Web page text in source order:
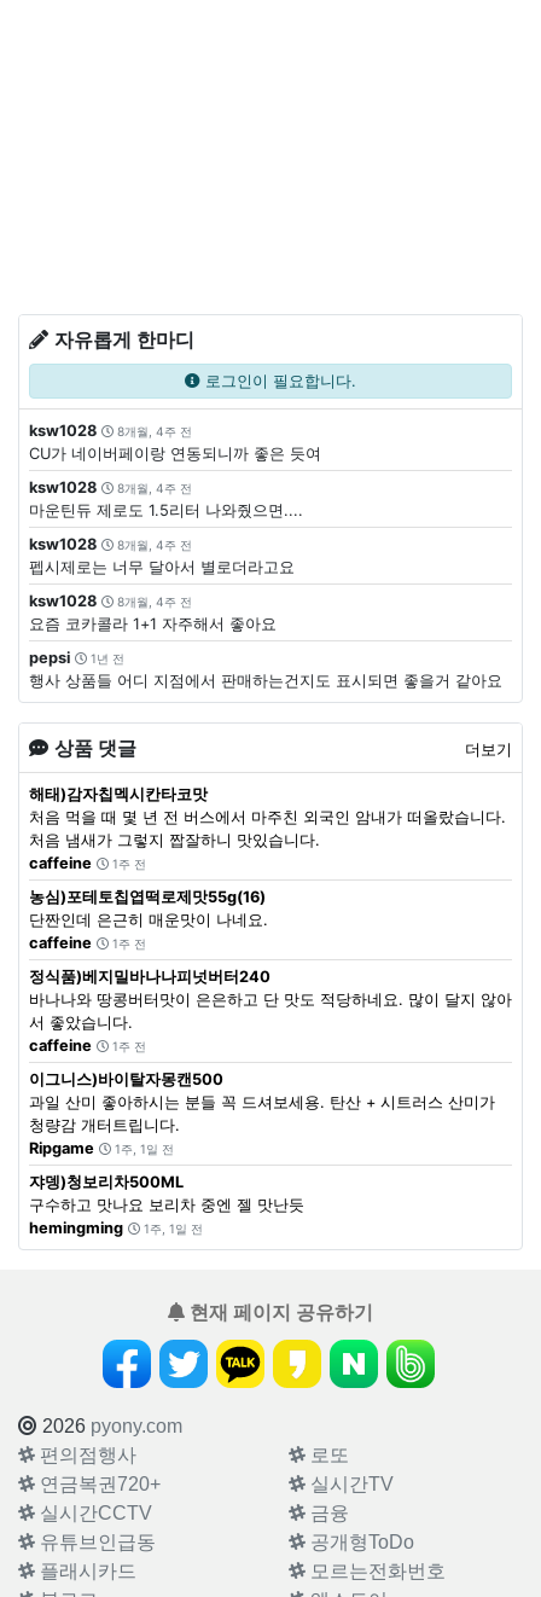
자유롭게 한마디
로그인이 필요합니다.
ksw1028 8개월, 4주 전
CU가 네이버페이랑 연동되니까 좋은 듯여
ksw1028
8개월, 4주 전
마운틴듀 제로도 1.5리터 나와줬으면....
ksw1028
8개월, 4주 전
펩시제로는 너무 달아서 별로더라고요
ksw1028
8개월, 4주 전
요즘 코카콜라 1+1 자주해서 좋아요
pepsi
1년 전
행사 상품들 어디 지점에서 판매하는건지도 표시되면 좋을거 같아요
상품 댓글 더보기
해태)감자칩멕시칸타코맛
처음 먹을 때 몇 년 전 버스에서 마주친 외국인 암내가 떠올랐습니다.
처음 냄새가 그렇지 짭잘하니 맛있습니다.
caffeine
1주 전
농심)포테토칩엽떡로제맛55g(16)
단짠인데 은근히 매운맛이 나네요.
caffeine
1주 전
정식품)베지밀바나나피넛버터240
바나나와 땅콩버터맛이 은은하고 단 맛도 적당하네요. 많이 달지 않아
서 좋았습니다.
caffeine
1주 전
이그니스)바이탈자몽캔500
과일 산미 좋아하시는 분들 꼭 드셔보세용. 탄산 + 시트러스 산미가
청량감 개터트립니다.
Ripgame
1주, 1일 전
쟈뎅)청보리차500ML
구수하고 맛나요 보리차 중엔 젤 맛난듯
hemingming
1주, 1일 전
현재 페이지 공유하기
2026 pyony.com
편의점행사
로또
연금복권720+
실시간TV
실시간CCTV
금융
유튜브인급동
공개형ToDo
플래시카드
모르는전화번호